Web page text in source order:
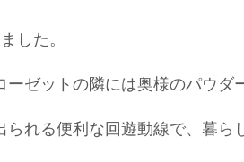
した。
ゼットの隣には奥様のパウダ
れる便利な回遊動線で、暮ら